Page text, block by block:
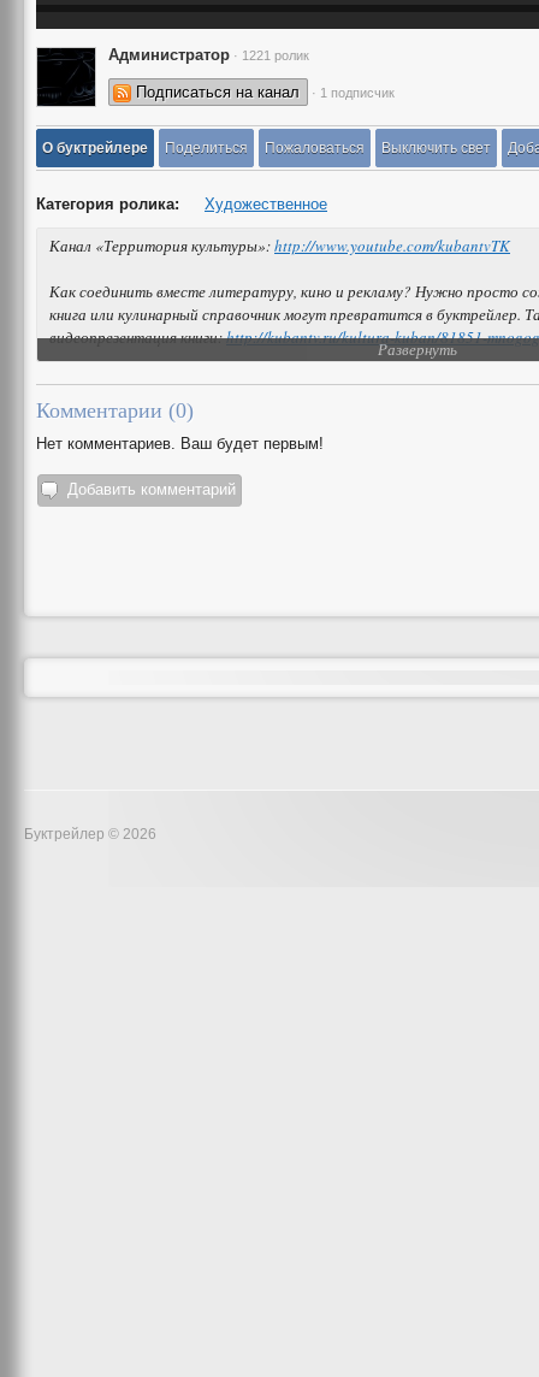
Администратор · 1221 ролик
Подписаться на канал · 1 подписчик
О буктрейлере Поделиться Пожаловаться Выключить свет
Категория ролика: Художественное
Канал «Территория культуры»:http://www.youtube.com/kubantvTK
Как соединить вместе литературу, кино и рекламу? Нужно просто
книга или кулинарный справочник могут превратится в буктрейлер.
видеопрезентация книги:http://kubantv.ru/kultura-kuban/81851-
Об этой и других новостях подробнее на нашем сайте:http://
Развернуть
Комментарии (0)
Нет комментариев. Ваш будет первым!
Добавить комментарий
Буктрейлер © 2026